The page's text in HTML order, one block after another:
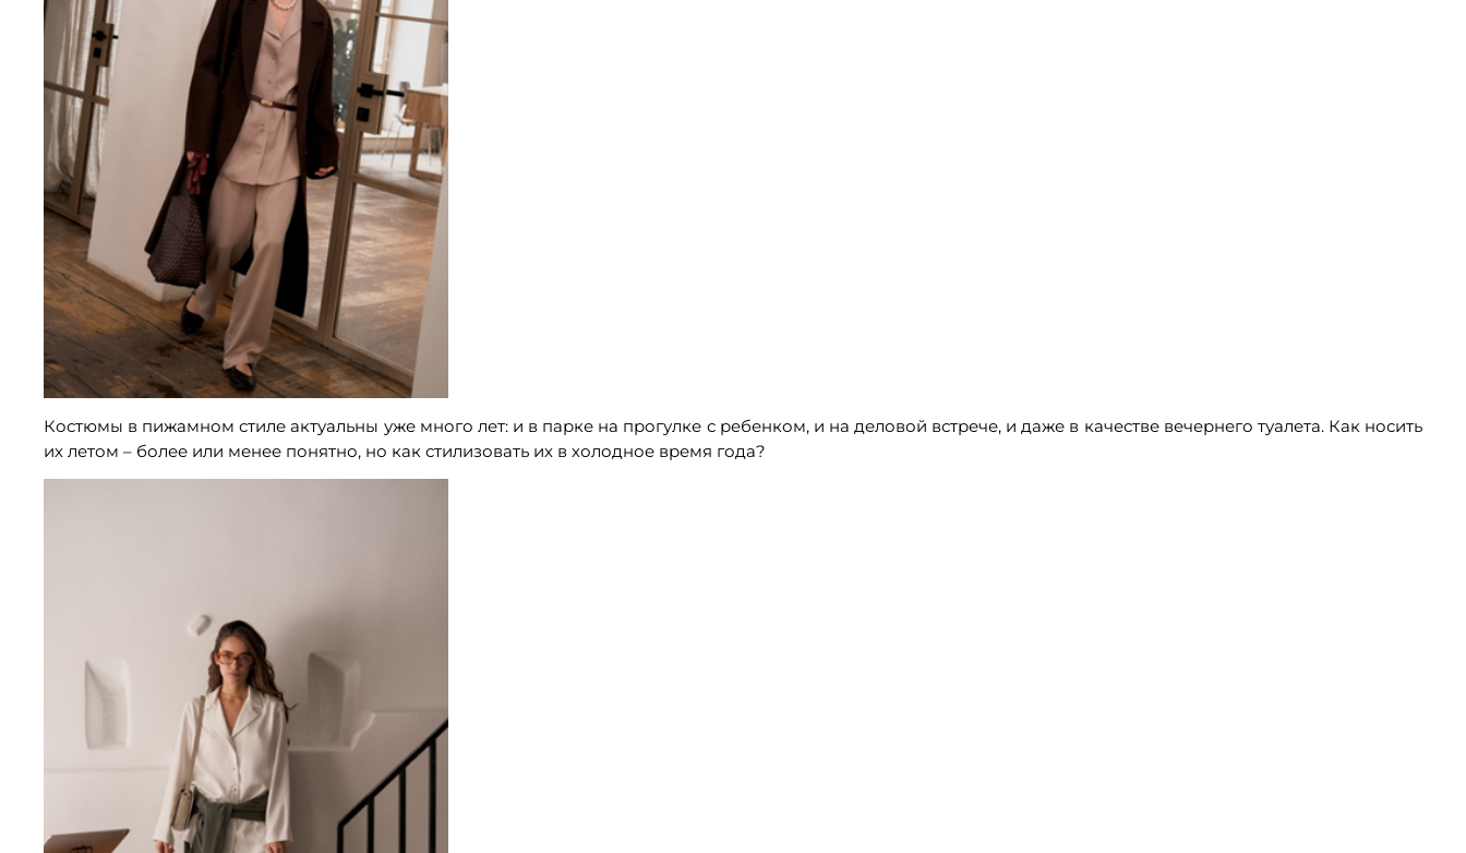
Костюмы в пижамном стиле актуальны уже много лет: и в парке на прогулке с ребенком, и на деловой встрече, и даже в качестве вечернего туалета. Как носить
их летом – более или менее понятно, но как стилизовать их в холодное время года?